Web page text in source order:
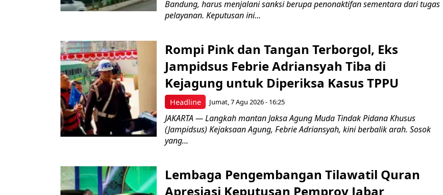
Bandung, harus menjalani sanksi berupa penonaktifan sementara dari tugas
pelayanan. Keputusan ini...
Headline
Rompi Pink dan Tangan Terborgol, Eks
Jampidsus Febrie Adriansyah Tiba di
Kejagung untuk Diperiksa Kasus TPPU
Jumat, 7 Agu 2026 - 16:25
JAKARTA — Langkah mantan Jaksa Agung Muda Tindak Pidana Khusus
(Jampidsus) Kejaksaan Agung, Febrie Adriansyah, kini berbalik arah. Sosok
yang...
Lembaga Pengembangan Tilawatil Quran
Apresiasi Keputusan Pemprov Jabar